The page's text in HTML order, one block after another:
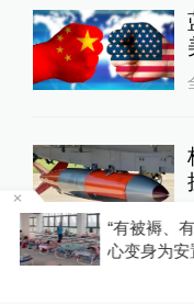
湖南一
那边涉案